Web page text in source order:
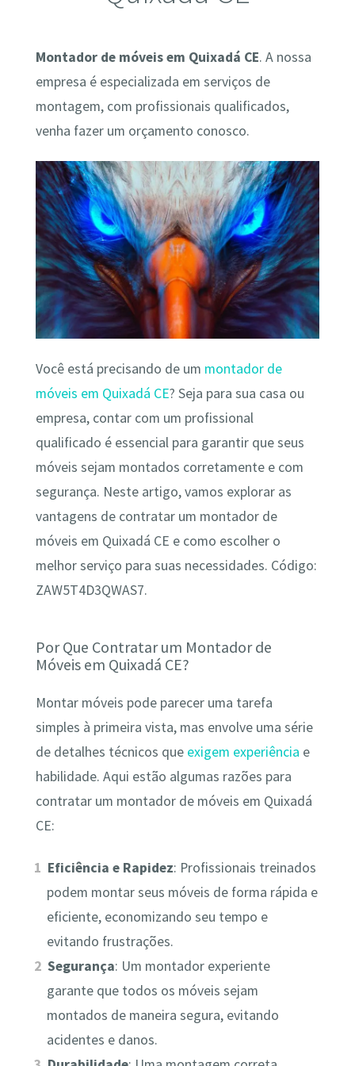
Montador de móveis em Quixadá CE. A nossa
empresa é especializada em serviços de
montagem, com profissionais qualificados,
venha fazer um orçamento conosco.
Você está precisando de um montador de
móveis em Quixadá CE? Seja para sua casa ou
empresa, contar com um profissional
qualificado é essencial para garantir que seus
móveis sejam montados corretamente e com
segurança. Neste artigo, vamos explorar as
vantagens de contratar um montador de
móveis em Quixadá CE e como escolher o
melhor serviço para suas necessidades. Código:
ZAW5T4D3QWAS7.
Por Que Contratar um Montador de
Móveis em Quixadá CE?
Montar móveis pode parecer uma tarefa
simples à primeira vista, mas envolve uma série
de detalhes técnicos que exigem experiência e
habilidade. Aqui estão algumas razões para
contratar um montador de móveis em Quixadá
CE:
Eficiência e Rapidez: Profissionais treinados
podem montar seus móveis de forma rápida e
eficiente, economizando seu tempo e
evitando frustrações.
Segurança: Um montador experiente
garante que todos os móveis sejam
montados de maneira segura, evitando
acidentes e danos.